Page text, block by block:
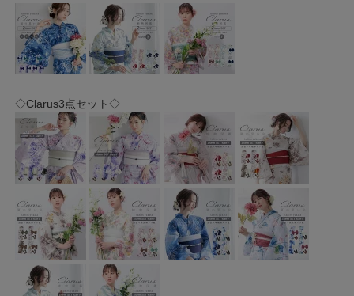
◇Clarus3点セット◇